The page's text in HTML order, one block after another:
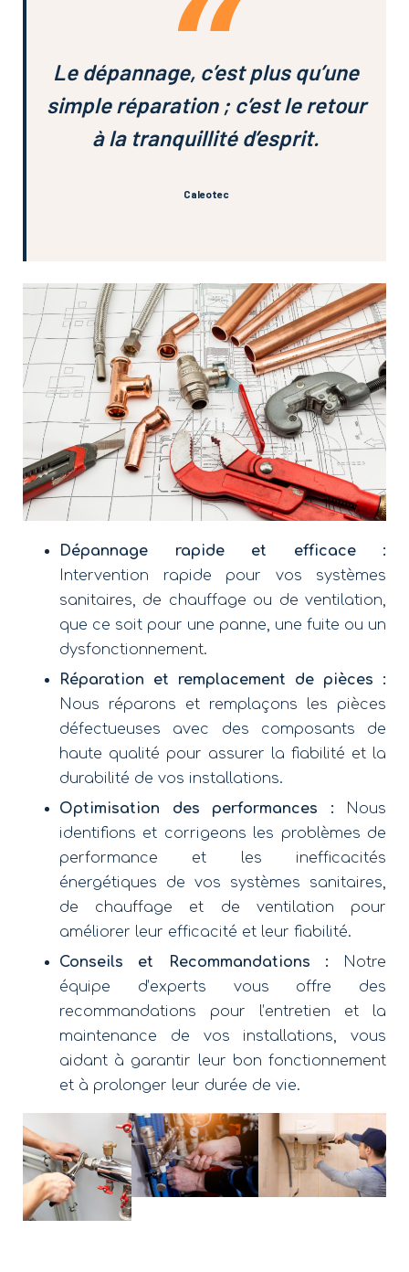
Le dépannage, c’est plus qu’une
simple réparation ; c’est le retour
à la tranquillité d’esprit.
Caleotec
Dépannage rapide et efficace :
Intervention rapide pour vos systèmes
sanitaires, de chauffage ou de ventilation,
que ce soit pour une panne, une fuite ou un
dysfonctionnement.
Réparation et remplacement de pièces :
Nous réparons et remplaçons les pièces
défectueuses avec des composants de
haute qualité pour assurer la fiabilité et la
durabilité de vos installations.
Optimisation des performances : Nous
identifions et corrigeons les problèmes de
performance et les inefficacités
énergétiques de vos systèmes sanitaires,
de chauffage et de ventilation pour
améliorer leur efficacité et leur fiabilité.
Conseils et Recommandations : Notre
équipe d’experts vous offre des
recommandations pour l’entretien et la
maintenance de vos installations, vous
aidant à garantir leur bon fonctionnement
et à prolonger leur durée de vie.